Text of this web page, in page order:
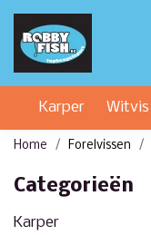
Karper Witvis
Home Forelvissen
Categorieën
Karper